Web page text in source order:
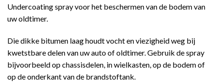
Undercoating spray voor het beschermen van de bodem van
uw oldtimer.
Die dikke bitumen laag houdt vocht en viezigheid weg bij
kwetstbare delen van uw auto of oldtimer. Gebruik de spray
bijvoorbeeld op chassisdelen, in wielkasten, op de bodem of
op de onderkant van de brandstoftank.